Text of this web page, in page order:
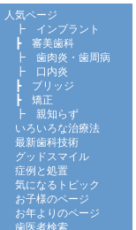
人気ページ
┣ インプラント
┣ 審美歯科
┣ 歯肉炎・歯周病
┣ 口内炎
┣ ブリッジ
┣ 矯正
┣ 親知らず
いろいろな治療法
最新歯科技術
グッドスマイル
症例と処置
気になるトピック
お子様のページ
お年よりのページ